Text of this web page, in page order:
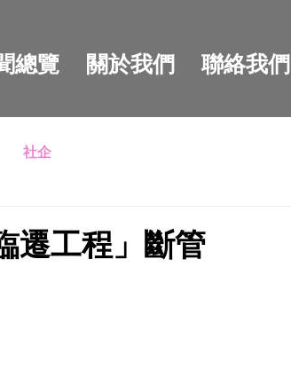
總覽 關於我們 聯絡我們
社企
遷工程」斷管